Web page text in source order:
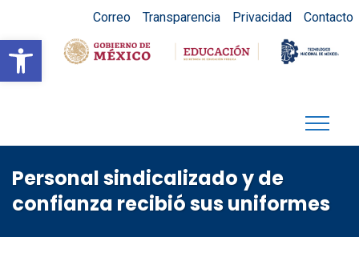
Abrir barra de herramientas
Correo Transparencia Privacidad Contacto
Personal sindicalizado y de
confianza recibió sus uniformes